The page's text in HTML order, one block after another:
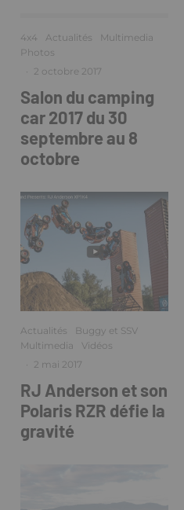
4x4 Actualités
Multimedia
Photos
· 2 octobre 2017
Salon du camping
car 2017 du 30
septembre au 8
octobre
Actualités
Buggy et SSV
Multimedia
Vidéos
· 2 mai 2017
RJ Anderson et son
Polaris RZR défie la
gravité